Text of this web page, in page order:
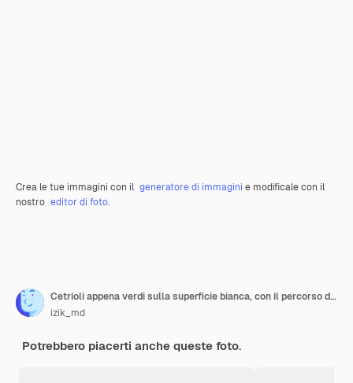
Crea le tue immagini con il generatore di immagini e modificale con il
nostro editor di foto.
Cetrioli appena verdi sulla superficie bianca, con il percorso di residuo della potatura meccanica.
izik_md
Potrebbero piacerti anche queste foto.